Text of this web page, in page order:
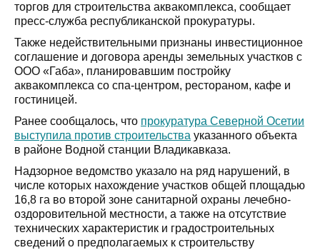
торгов для строительства аквакомплекса, сообщает
пресс-служба республиканской прокуратуры.
Также недействительными признаны инвестиционное
соглашение и договора аренды земельных участков с
ООО «Габа», планировавшим постройку
аквакомплекса со спа-центром, рестораном, кафе и
гостиницей.
Ранее сообщалось, что прокуратура Северной Осетии
выступила против строительства указанного объекта
в районе Водной станции Владикавказа.
Надзорное ведомство указало на ряд нарушений, в
числе которых нахождение участков общей площадью
16,8 га во второй зоне санитарной охраны лечебно-
оздоровительной местности, а также на отсутствие
технических характеристик и градостроительных
сведений о предполагаемых к строительству